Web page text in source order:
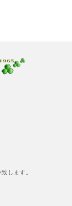
します。